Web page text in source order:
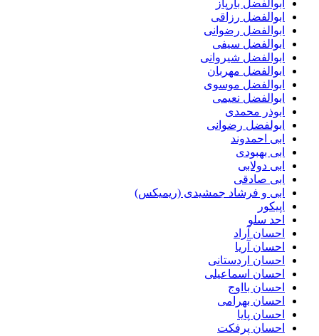
ابوالفضل بارپاز
ابوالفضل رزاقی
ابوالفضل رضوانی
ابوالفضل سیفی
ابوالفضل شیروانی
ابوالفضل مهربان
ابوالفضل موسوی
ابوالفضل نعیمی
ابوذر محمدی
ابولفضل رضوانی
ابی احمدوند
ابی بهبودی
ابی دولابی
ابی صادقی
ابی و فرشاد جمشیدی (ریمیکس)
اپیکور
احد سلو
احسان آراد
احسان آریا
احسان اردستانی
احسان اسماعیلی
احسان بااوج
احسان بهرامی
احسان پایا
احسان پرفکت